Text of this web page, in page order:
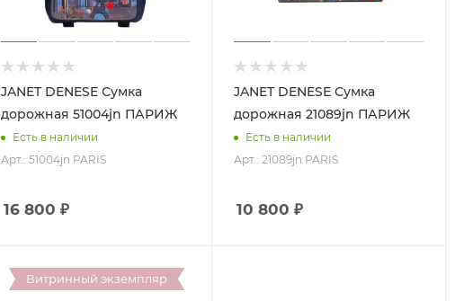
JANET DENESE Сумка
дорожная 51004jn ПАРИЖ
Есть в наличии
Арт.: 51004jn PARIS
16 800 ₽
JANET DENESE Сумка
дорожная 21089jn ПАРИЖ
Есть в наличии
Арт.: 21089jn PARIS
10 800 ₽
Витринный экземпляр